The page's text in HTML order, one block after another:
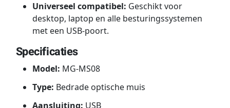
Universeel compatibel: Geschikt voor
desktop, laptop en alle besturingssystemen
met een USB-poort.
Specificaties
Model: MG-MS08
Type: Bedrade optische muis
Aansluiting: USB